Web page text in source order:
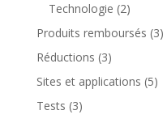
Technologie (2)
Produits remboursés (3)
Réductions (3)
Sites et applications (5)
Tests (3)